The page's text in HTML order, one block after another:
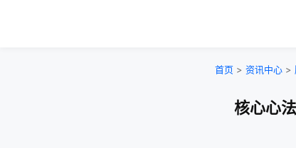
首页 > 资讯中心 >
核心心